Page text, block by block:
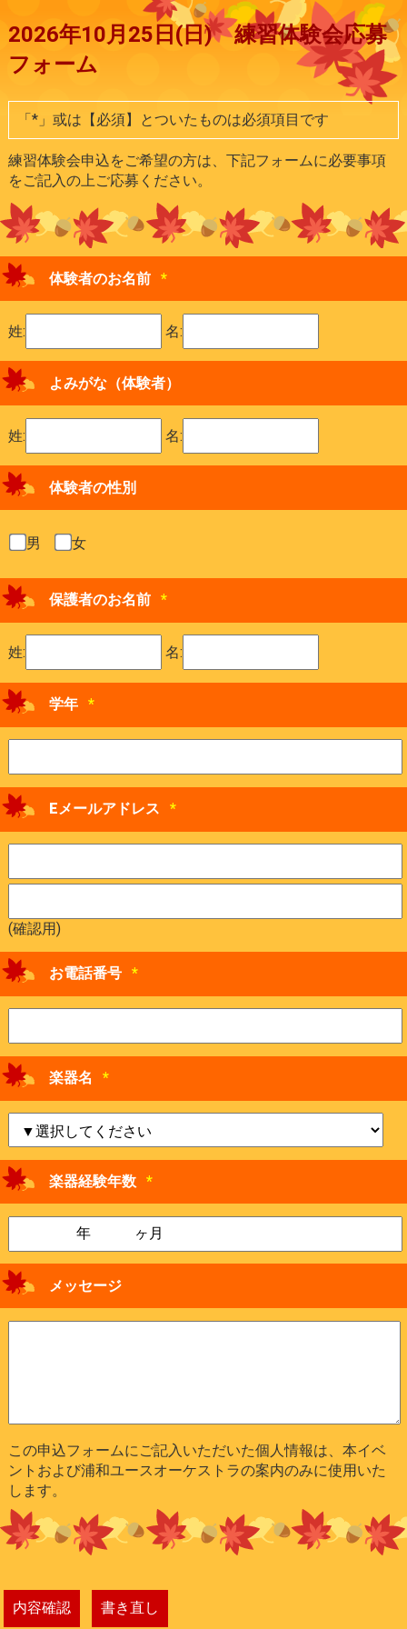
2026年10月25日(日) 練習体験会応募
フォーム
「*」或は【必須】とついたものは必須項目です
練習体験会申込をご希望の方は、下記フォームに必要事項
をご記入の上ご応募ください。
体験者のお名前 *
姓: 名:
よみがな（体験者）
姓: 名:
体験者の性別
男 女
保護者のお名前 *
姓: 名:
学年 *
Eメールアドレス *
(確認用)
お電話番号 *
楽器名 *
楽器経験年数 *
メッセージ
この申込フォームにご記入いただいた個人情報は、本イベ
ントおよび浦和ユースオーケストラの案内のみに使用いた
します。